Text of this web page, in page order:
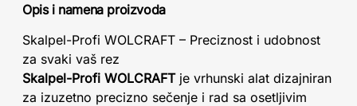
Opis i namena proizvoda
Skalpel-Profi WOLCRAFT – Preciznost i udobnost
za svaki vaš rez
Skalpel-Profi WOLCRAFTje vrhunski alat dizajniran
za izuzetno precizno sečenje i rad sa osetljivim